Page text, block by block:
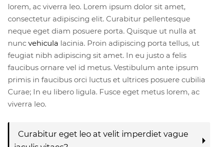
lorem, ac viverra leo. Lorem ipsum dolor sit amet,
consectetur adipiscing elit. Curabitur pellentesque
neque eget diam posuere porta. Quisque ut nulla at
nunc vehicula lacinia. Proin adipiscing porta tellus, ut
feugiat nibh adipiscing sit amet. In eu justo a felis
faucibus ornare vel id metus. Vestibulum ante ipsum
primis in faucibus orci luctus et ultrices posuere cubilia
Curae; In eu libero ligula. Fusce eget metus lorem, ac
viverra leo.
Curabitur eget leo at velit imperdiet vague